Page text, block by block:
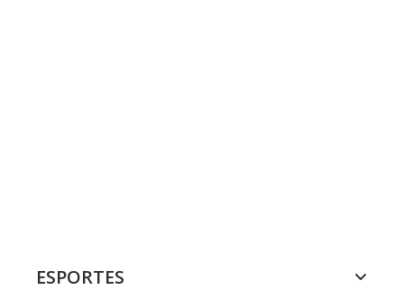
ESPORTES